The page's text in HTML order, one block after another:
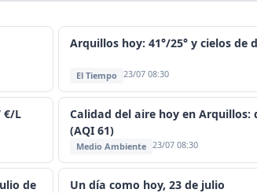
Arquillos hoy: 41°/25° y cielos de
El Tiempo 23/07 08:30
€/L
Calidad del aire hoy en Arquillos:
(AQI 61)
Medio Ambiente 23/07 08:30
de
Un día como hoy, 23 de julio